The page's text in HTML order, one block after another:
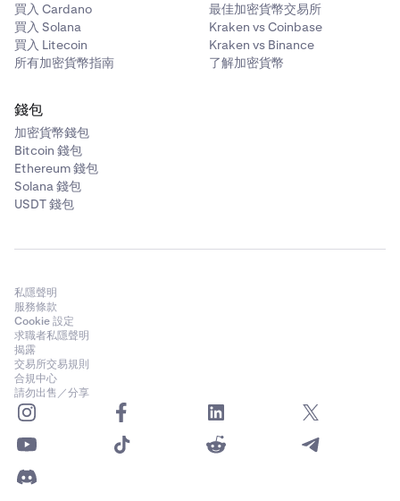
買入 Cardano
買入 Solana
買入 Litecoin
所有加密貨幣指南
最佳加密貨幣交易所
Kraken vs Coinbase
Kraken vs Binance
了解加密貨幣
錢包
加密貨幣錢包
Bitcoin 錢包
Ethereum 錢包
Solana 錢包
USDT 錢包
私隱聲明
服務條款
Cookie 設定
求職者私隱聲明
揭露
交易所交易規則
合規中心
請勿出售／分享